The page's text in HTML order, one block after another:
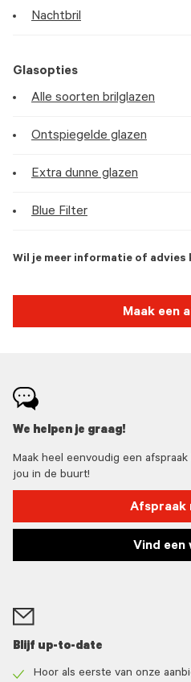
Nachtbril
Glasopties
Alle soorten brilglazen
Ontspiegelde glazen
Extra dunne glazen
Blue Filter
Wil je meer informatie of advies
Maak een
We helpen je graag!
Maak heel eenvoudig een
jou in de buurt!
Afspraak
Vind een
Blijf up-to-date
Hoor als eerste van onze